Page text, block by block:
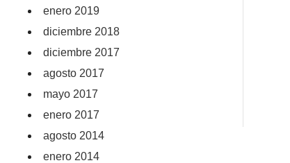
enero 2019
diciembre 2018
diciembre 2017
agosto 2017
mayo 2017
enero 2017
agosto 2014
enero 2014